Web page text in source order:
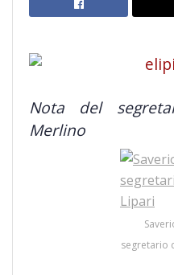
Nota del
Merlino
segretario